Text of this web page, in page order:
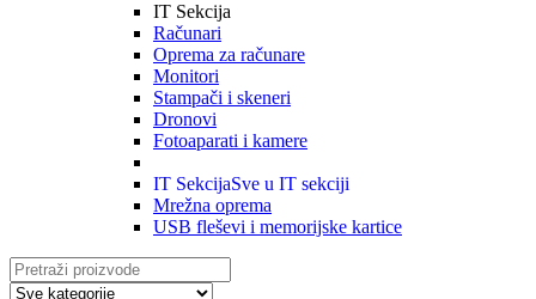
IT Sekcija
Računari
Oprema za računare
Monitori
Stampači i skeneri
Dronovi
Fotoaparati i kamere
IT SekcijaSve u IT sekciji
Mrežna oprema
USB fleševi i memorijske kartice
Search
for: